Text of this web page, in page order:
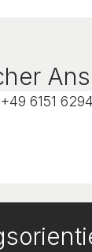
+49 6151